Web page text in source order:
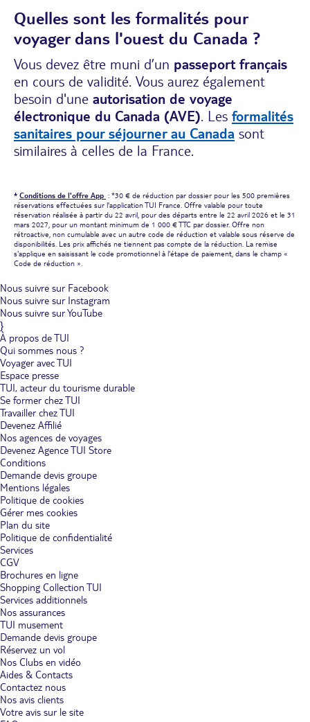
Quelles sont les formalités pour
voyager dans l'ouest du Canada ?
Vous devez être muni d’un passeport français
en cours de validité. Vous aurez également
besoin d'une autorisation de voyage
électronique du Canada (AVE). Les formalités
sanitaires pour séjourner au Canada sont
similaires à celles de la France.
* Conditions de l'offre App : *30 € de réduction par dossier pour les 500 premières
réservations effectuées sur l'application TUI France. Offre valable pour toute
réservation réalisée à partir du 22 avril, pour des départs entre le 22 avril 2026 et le 31
mars 2027, pour un montant minimum de 1 000 € TTC par dossier. Offre non
rétroactive, non cumulable avec un autre code de réduction et valable sous réserve de
disponibilités. Les prix affichés ne tiennent pas compte de la réduction. La remise
s'applique en saisissant le code promotionnel à l'étape de paiement, dans le champ «
Code de réduction ».
Nous suivre sur Facebook
Nous suivre sur Instagram
Nous suivre sur YouTube
}
À propos de TUI
Qui sommes nous ?
Voyager avec TUI
Espace presse
TUI, acteur du tourisme durable
Se former chez TUI
Travailler chez TUI
Devenez Affilié
Nos agences de voyages
Devenez Agence TUI Store
Conditions
Demande devis groupe
Mentions légales
Politique de cookies
Gérer mes cookies
Plan du site
Politique de confidentialité
Services
CGV
Brochures en ligne
Shopping Collection TUI
Services additionnels
Nos assurances
TUI musement
Demande devis groupe
Réservez un vol
Nos Clubs en vidéo
Aides & Contacts
Contactez nous
Nos avis clients
Votre avis sur le site